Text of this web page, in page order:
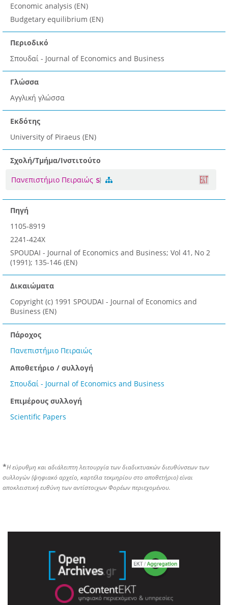
Economic analysis (EN)
Budgetary equilibrium (EN)
Περιοδικό
Σπουδαί - Journal of Economics and Business
Γλώσσα
Αγγλική γλώσσα
Εκδότης
University of Piraeus (EN)
Σχολή/Τμήμα/Ινστιτούτο
Πανεπιστήμιο Πειραιώς
Πηγή
1105-8919
2241-424X
SPOUDAI - Journal of Economics and Business; Vol 41, No 2
(1991); 135-146 (EN)
Δικαιώματα
Copyright (c) 1991 SPOUDAI - Journal of Economics and
Business (EN)
Πάροχος
Πανεπιστήμιο Πειραιώς
Αποθετήριο / συλλογή
Σπουδαί - Journal of Economics and Business
Επιμέρους συλλογή
Scientific Papers
*Η εύρυθμη και αδιάλειπτη λειτουργία των διαδικτυακών διευθύνσεων των
συλλογών (ψηφιακό αρχείο, καρτέλα τεκμηρίου στο αποθετήριο) είναι
αποκλειστική ευθύνη των αντίστοιχων Φορέων περιεχομένου.